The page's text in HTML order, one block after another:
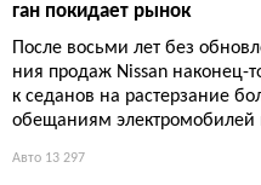
ган покидает рынок
После восьми лет без
ния продаж Nissan наконец-
к седанов на растерзание
обещаниям электромобилей
Авто 13 297